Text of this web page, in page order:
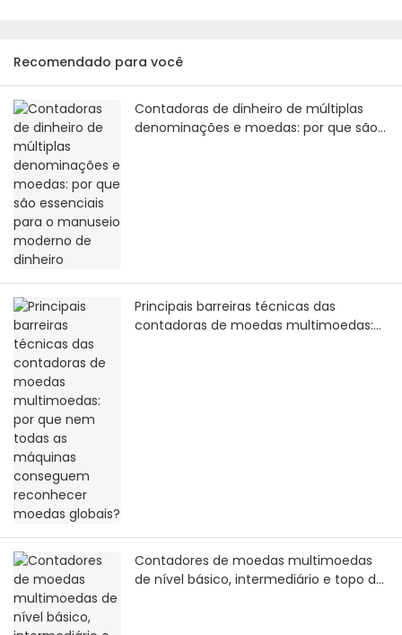
Recomendado para você
Contadoras de dinheiro de múltiplas
denominações e moedas: por que são
Principais barreiras técnicas das
contadoras de moedas multimoedas:
Contadores de moedas multimoedas
de nível básico, intermediário e topo de